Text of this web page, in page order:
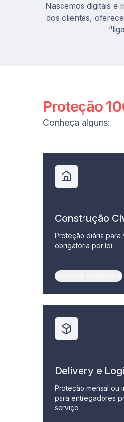
Nascemos digitais e
dos clientes,
Proteção
Conheça alguns:
Construção
Proteção diária para
obrigatória por lei
Solicitar contato
Delivery e
Proteção mensal ou
para entregadores
serviço